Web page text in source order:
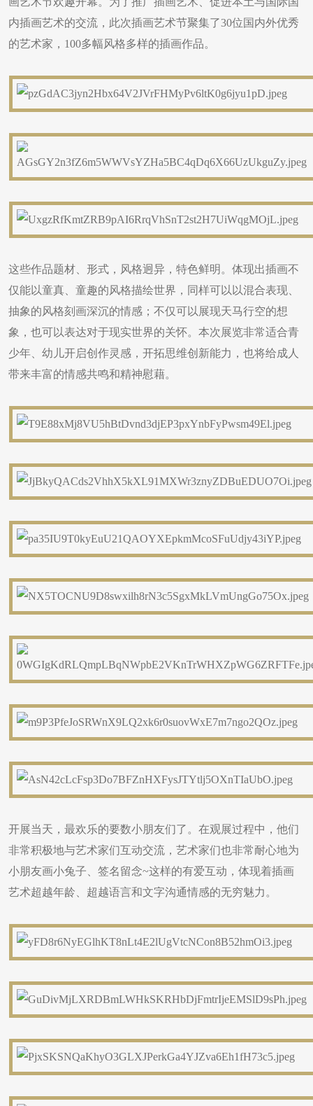
内插画艺术的交流，此次插画艺术节聚集了30位国内外优秀
的艺术家，100多幅风格多样的插画作品。
这些作品题材、形式，风格迥异，特色鲜明。体现出插画不
仅能以童真、童趣的风格描绘世界，同样可以以混合表现、
抽象的风格刻画深沉的情感；不仅可以展现天马行空的想
象，也可以表达对于现实世界的关怀。本次展览非常适合青
少年、幼儿开启创作灵感，开拓思维创新能力，也将给成人
带来丰富的情感共鸣和精神慰藉。
开展当天，最欢乐的要数小朋友们了。在观展过程中，他们
非常积极地与艺术家们互动交流，艺术家们也非常耐心地为
小朋友画小兔子、签名留念~这样的有爱互动，体现着插画
艺术超越年龄、超越语言和文字沟通情感的无穷魅力。